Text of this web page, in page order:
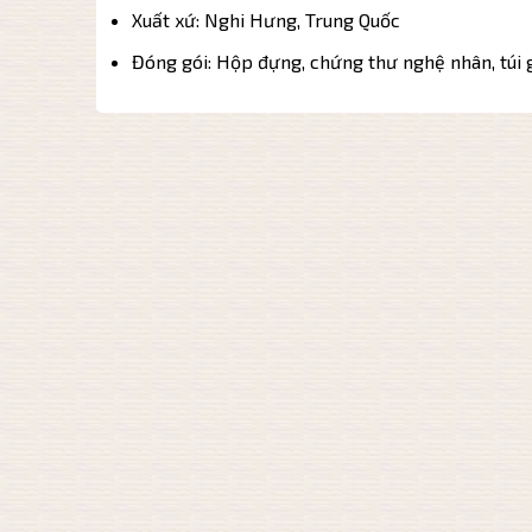
Xuất xứ: Nghi Hưng, Trung Quốc
Đóng gói: Hộp đựng, chứng thư nghệ nhân, túi